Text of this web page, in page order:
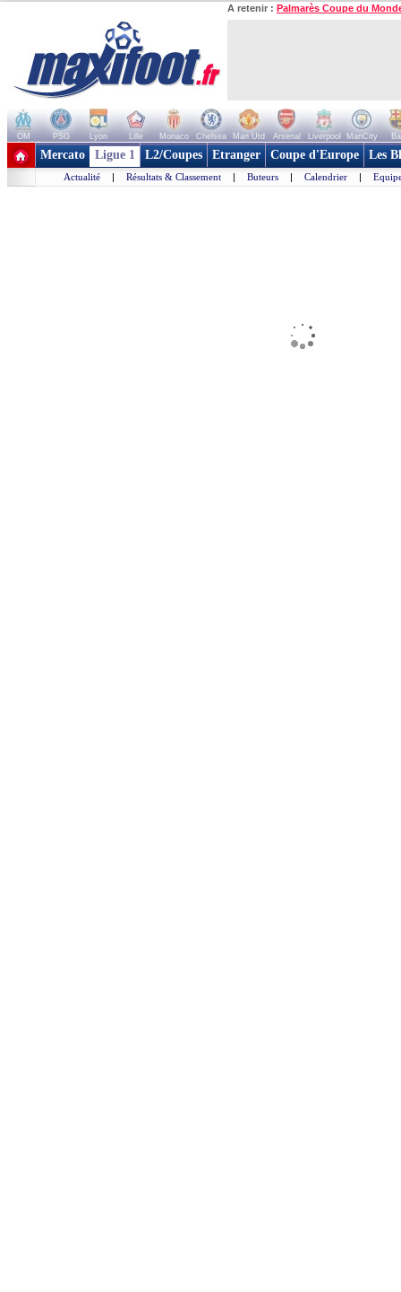
A retenir : Palmarès Coupe du
OM PSG Lyon Lille Monaco Chelsea Man Utd Arsenal Liverpool ManCity
+ de clubs
Mercato Ligue 1 L2/Coupes Etranger Coupe d'Europe Les
Actualité | Résultats & Classement | Buteurs | Calendrier |